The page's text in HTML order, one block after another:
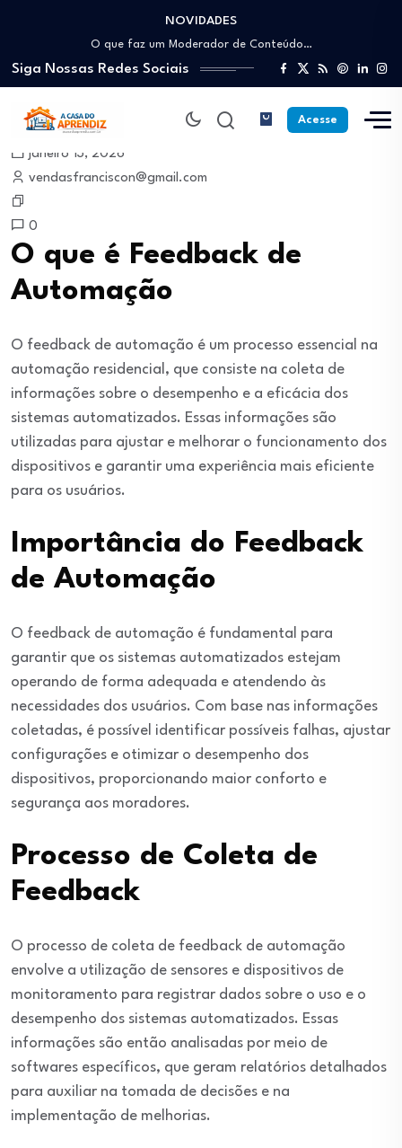
NOVIDADES
Como trabalhar como Estoquista: O guia para…
O que faz um Moderador de Conteúdo…
Como ser um Afiliado de Sucesso trabalhando…
Como dar Aulas Particulares Online e viver…
Profissão Instalador Solar: Como entrar no mercado…
Como trabalhar como Estoquista: O guia para…
O que faz um Moderador de Conteúdo…
Como ser um Afiliado de Sucesso trabalhando…
Siga Nossas Redes Sociais
Acesse
janeiro 13, 2026
vendasfranciscon@gmail.com
0
O que é Feedback de
Automação
O feedback de automação é um processo essencial na
automação residencial, que consiste na coleta de
informações sobre o desempenho e a eficácia dos
sistemas automatizados. Essas informações são
utilizadas para ajustar e melhorar o funcionamento dos
dispositivos e garantir uma experiência mais eficiente
para os usuários.
Importância do Feedback
de Automação
O feedback de automação é fundamental para
garantir que os sistemas automatizados estejam
operando de forma adequada e atendendo às
necessidades dos usuários. Com base nas informações
coletadas, é possível identificar possíveis falhas, ajustar
configurações e otimizar o desempenho dos
dispositivos, proporcionando maior conforto e
segurança aos moradores.
Processo de Coleta de
Feedback
O processo de coleta de feedback de automação
envolve a utilização de sensores e dispositivos de
monitoramento para registrar dados sobre o uso e o
desempenho dos sistemas automatizados. Essas
informações são então analisadas por meio de
softwares específicos, que geram relatórios detalhados
para auxiliar na tomada de decisões e na
implementação de melhorias.